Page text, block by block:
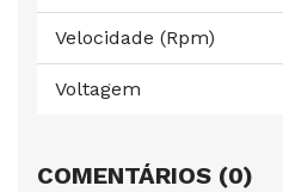
Velocidade (Rpm)
Voltagem
COMENTÁRIOS (0)